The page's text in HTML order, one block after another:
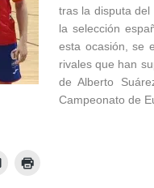
tras la disputa
la selección
esta ocasión, se
rivales que han
de Alberto
Campeonato de